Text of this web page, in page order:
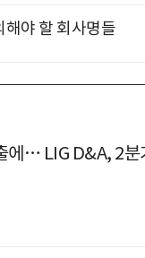
야 할 회사명들
… LIG D&A, 2분